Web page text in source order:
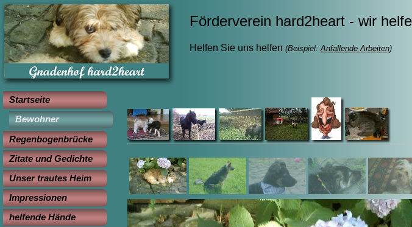
Förderverein hard2heart - wir
Helfen Sie uns helfen (Beispiel:Anfallende Arbeiten)
Startseite
Bewohner
Regenbogenbrücke
Zitate und Gedichte
Unser trautes Heim
Impressionen
helfende Hände